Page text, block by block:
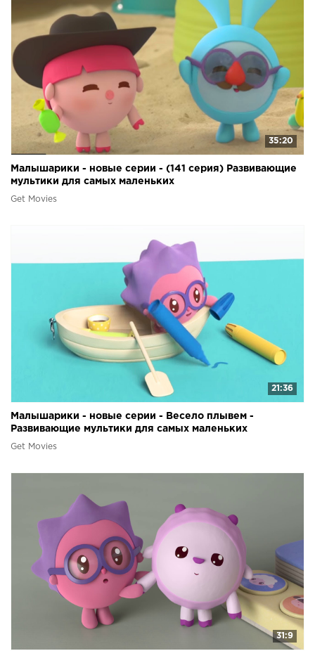
35:20
Малышарики - новые серии - (141 серия) Развивающие
мультики для самых маленьких
Get Movies
21:36
Малышарики - новые серии - Весело плывем -
Развивающие мультики для самых маленьких
Get Movies
31:9